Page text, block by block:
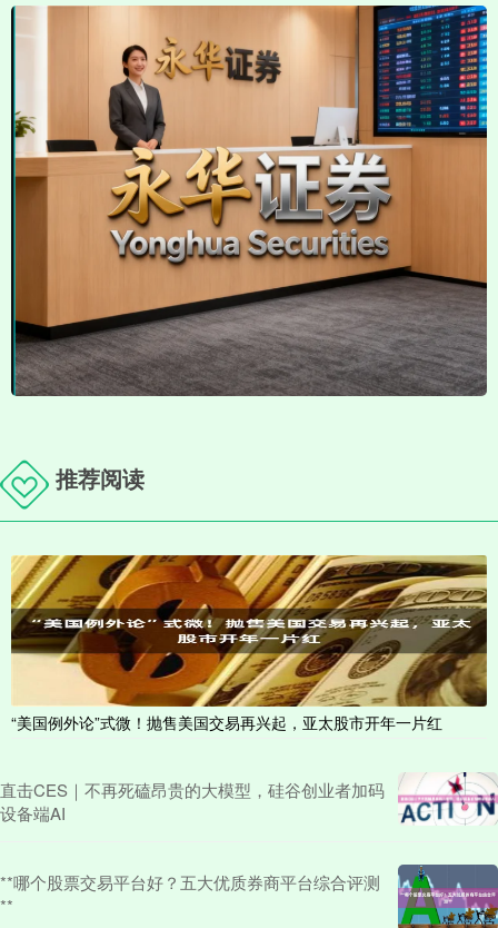
推荐阅读
“美国例外论”式微！抛售美国交易再兴起，亚太股市开年一片红
直击CES｜不再死磕昂贵的大模型，硅谷创业者加码
设备端AI
**哪个股票交易平台好？五大优质券商平台综合评测
**